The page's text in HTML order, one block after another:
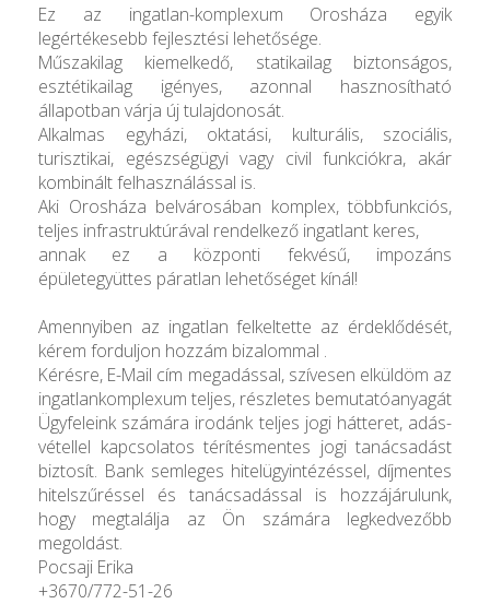
Ez az ingatlan-komplexum Orosháza egyik
legértékesebb fejlesztési lehetősége.
Műszakilag kiemelkedő, statikailag biztonságos,
esztétikailag igényes, azonnal hasznosítható
állapotban várja új tulajdonosát.
Alkalmas egyházi, oktatási, kulturális, szociális,
turisztikai, egészségügyi vagy civil funkciókra, akár
kombinált felhasználással is.
Aki Orosháza belvárosában komplex, többfunkciós,
teljes infrastruktúrával rendelkező ingatlant keres,
annak ez a központi fekvésű, impozáns
épületegyüttes páratlan lehetőséget kínál!
Amennyiben az ingatlan felkeltette az érdeklődését,
kérem forduljon hozzám bizalommal .
Kérésre, E-Mail cím megadással, szívesen elküldöm az
ingatlankomplexum teljes, részletes bemutatóanyagát
Ügyfeleink számára irodánk teljes jogi hátteret, adás-
vétellel kapcsolatos térítésmentes jogi tanácsadást
biztosít. Bank semleges hitelügyintézéssel, díjmentes
hitelszűréssel és tanácsadással is hozzájárulunk,
hogy megtalálja az Ön számára legkedvezőbb
megoldást.
Pocsaji Erika
+3670/772-51-26